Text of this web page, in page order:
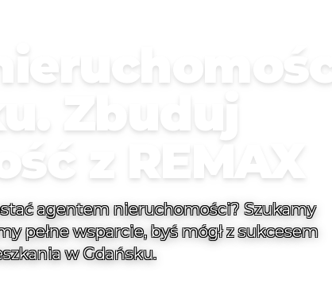
Zbuduj
z REMAX
agentem nieruchomości? Szukamy
pełne wsparcie, byś mógł z sukcesem
w Gdańsku.